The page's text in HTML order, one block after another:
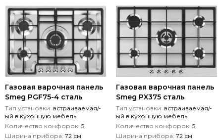
Газовая варочная панель
Smeg PGF75-4 сталь
Тип установки: встраиваемая/-
ый в кухонную мебель
Количество конфорок: 5
Ширина прибора: 72 см
Газовая варочная панель
Smeg PX375 сталь
Тип установки: встраиваемая/-
ый в кухонную мебель
Количество конфорок: 5
Ширина прибора: 72 см